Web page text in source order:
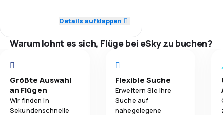
Verpflegung
Gepäckbeförderung 5,0
Verpflegung 5,0
Details aufklappen
Warum lohnt es sich, Flüge bei eSky zu buchen?
Größte Auswahl
an Flügen
Wir finden in
Sekundenschnelle
Flexible Suche
Erweitern Sie Ihre
Suche auf
nahegelegene